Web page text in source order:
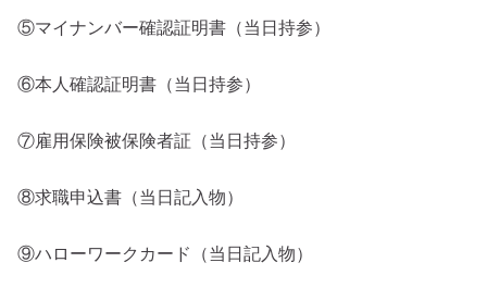
⑤マイナンバー確認証明書（当日持参）
⑥本人確認証明書（当日持参）
⑦雇用保険被保険者証（当日持参）
⑧求職申込書（当日記入物）
⑨ハローワークカード（当日記入物）